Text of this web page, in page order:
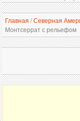
Главная /Северная
Монтсеррат с рельефом